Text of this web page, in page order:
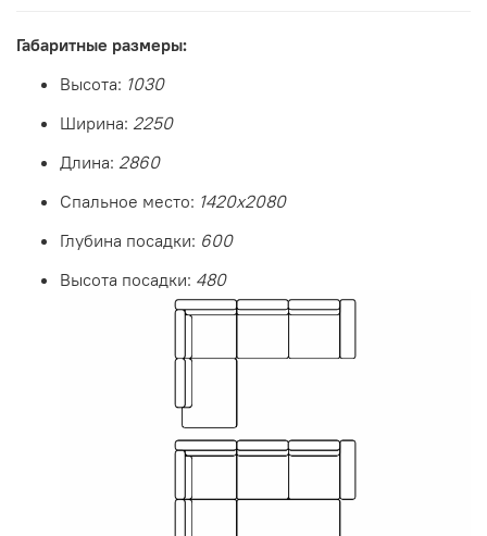
Габаритные размеры:
Высота: 1030
Ширина: 2250
Длина: 2860
Спальное место: 1420х2080
Глубина посадки: 600
Высота посадки: 480